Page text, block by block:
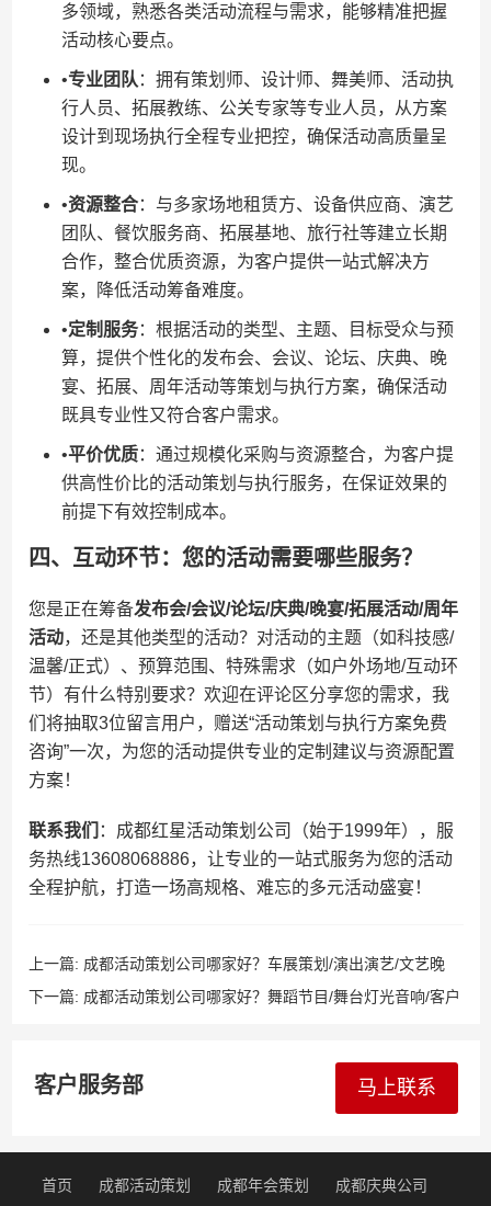
多领域，熟悉各类活动流程与需求，能够精准把握
活动核心要点。
•​​专业团队​ ​：拥有策划师、设计师、舞美师、活动执
行人员、拓展教练、公关专家等专业人员，从方案
设计到现场执行全程专业把控，确保活动高质量呈
现。
•​​资源整合​​：与多家场地租赁方、设备供应商、演艺
团队、餐饮服务商、拓展基地、旅行社等建立长期
合作，整合优质资源，为客户提供一站式解决方
案，降低活动筹备难度。
•​​定制服务​​：根据活动的类型、主题、目标受众与预
算，提供个性化的发布会、会议、论坛、庆典、晚
宴、拓展、周年活动等策划与执行方案，确保活动
既具专业性又符合客户需求。
•​​平价优质​​：通过规模化采购与资源整合，为客户提
供高性价比的活动策划与执行服务，在保证效果的
前提下有效控制成本。
四、互动环节：您的活动需要哪些服务？
您是正在筹备​​发布会/会议/论坛/庆典/晚宴/拓展活动/周年
活动​​，还是其他类型的活动？对活动的主题（如科技感/
温馨/正式）、预算范围、特殊需求（如户外场地/互动环
节）有什么特别要求？欢迎在评论区分享您的需求，我
们将抽取3位留言用户，赠送“活动策划与执行方案免费
咨询”一次，为您的活动提供专业的定制建议与资源配置
方案！
​联系我们​ ​：成都红星活动策划公司（始于1999年），服
务热线13608068886，让专业的一站式服务为您的活动
全程护航，打造一场高规格、难忘的多元活动盛宴！
上一篇: 成都活动策划公司哪家好？车展策划/演出演艺/文艺晚
会/大型活动全链条，13608068886专业靠谱！
下一篇: 成都活动策划公司哪家好？舞蹈节目/舞台灯光音响/客户
客户服务部 马上联系
首页 成都活动策划 成都年会策划 成都庆典公司